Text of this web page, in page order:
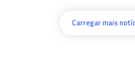
Carregar mais